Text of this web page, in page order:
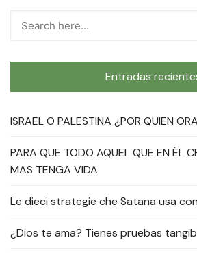
Entradas
ISRAEL O PALESTINA ¿POR QUIEN
PARA QUE TODO AQUEL QUE EN ÉL
MAS TENGA VIDA
Le dieci strategie che Satana usa
¿Dios te ama? Tienes pruebas